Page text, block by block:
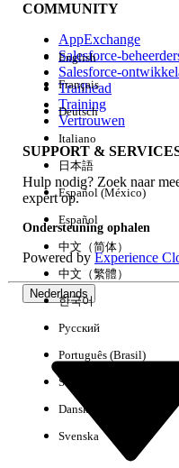
Ervaring
COMMUNITY
AppExchange
Salesforce-
Salesforce-
Trailhead
Training
Vertrouwen
SUPPORT &
Hulp nodig? Zoek naar
expert op.
Ondersteuning ophalen
Powered byExperience
Nederlands
English
Français
Deutsch
Italiano
日本語
Español (México)
Español
中文（简体）
中文（繁體）
한국어
Русский
Português (Brasil)
Suomi
Dansk
Svenska